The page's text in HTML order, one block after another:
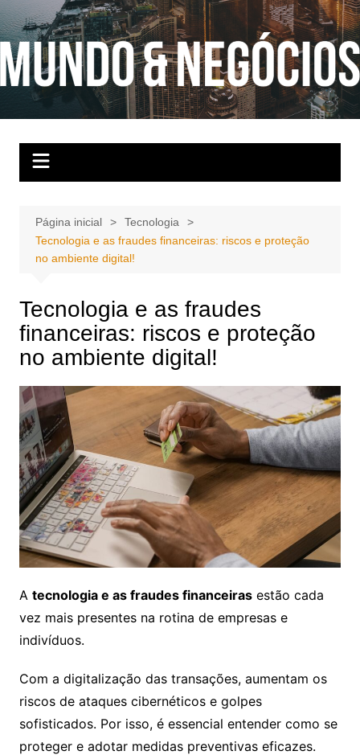
para
conteúdo
Página inicial
Tecnologia
Tecnologia e as fraudes financeiras: riscos e proteção
no ambiente digital!
Tecnologia e as fraudes
financeiras: riscos e proteção
no ambiente digital!
A tecnologia e as fraudes financeirasestão cada
vez mais presentes na rotina de empresas e
indivíduos.
Com a digitalização das transações, aumentam os
riscos de ataques cibernéticos e golpes
sofisticados. Por isso, é essencial entender como se
proteger e adotar medidas preventivas eficazes.